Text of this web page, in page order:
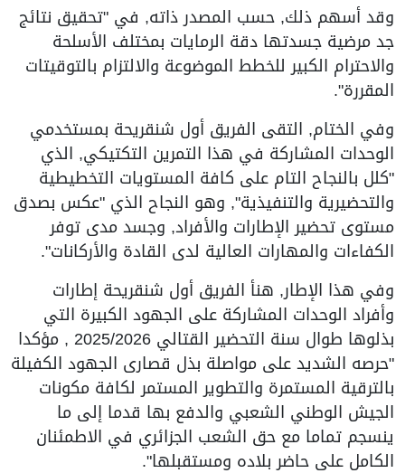
وقد أسهم ذلك, حسب المصدر ذاته, في "تحقيق نتائج
جد مرضية جسدتها دقة الرمايات بمختلف الأسلحة
والاحترام الكبير للخطط الموضوعة والالتزام بالتوقيتات
المقررة".
وفي الختام, التقى الفريق أول شنقريحة بمستخدمي
الوحدات المشاركة في هذا التمرين التكتيكي, الذي
"كلل بالنجاح التام على كافة المستويات التخطيطية
والتحضيرية والتنفيذية", وهو النجاح الذي "عكس بصدق
مستوى تحضير الإطارات والأفراد, وجسد مدى توفر
الكفاءات والمهارات العالية لدى القادة والأركانات".
وفي هذا الإطار, هنأ الفريق أول شنقريحة إطارات
وأفراد الوحدات المشاركة على الجهود الكبيرة التي
بذلوها طوال سنة التحضير القتالي 2025/2026 , مؤكدا
"حرصه الشديد على مواصلة بذل قصارى الجهود الكفيلة
بالترقية المستمرة والتطوير المستمر لكافة مكونات
الجيش الوطني الشعبي والدفع بها قدما إلى ما
ينسجم تماما مع حق الشعب الجزائري في الاطمئنان
الكامل على حاضر بلاده ومستقبلها".